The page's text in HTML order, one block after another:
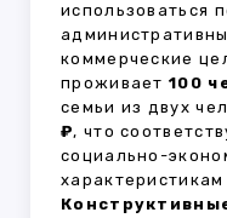
использоваться
коммерческие
проживает 100
семьи из двух
₽, что
социально-